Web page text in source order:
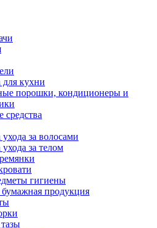
для кухни
порошки, кондиционеры и
средства
за волосами
за телом
гигиены
продукция